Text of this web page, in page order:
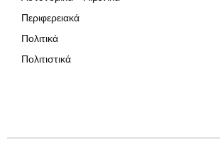
Περιφερειακά
Πολιτικά
Πολιτιστικά